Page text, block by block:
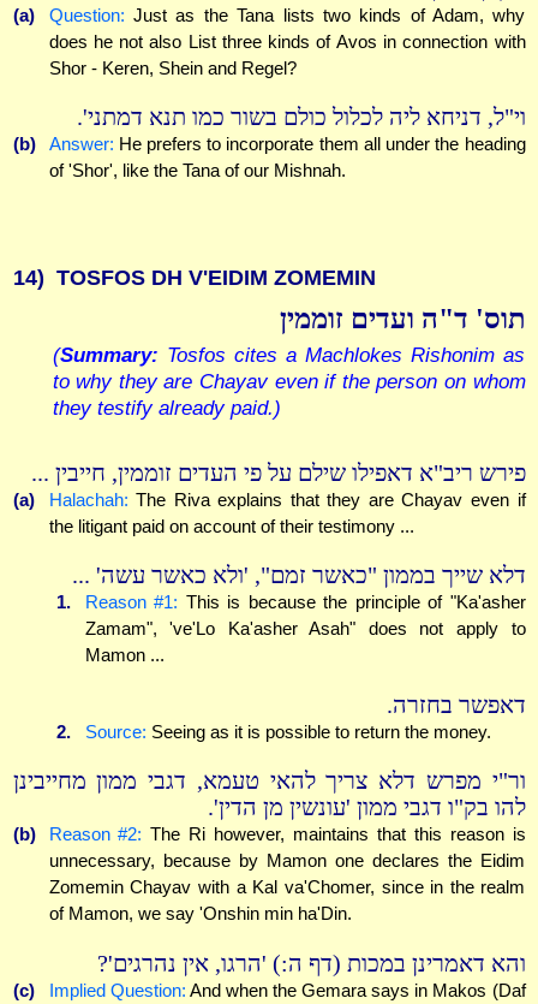
(a) Question: Just as the Tana lists two kinds of Adam, why
does he not also List three kinds of Avos in connection with
Shor - Keren, Shein and Regel?
וי"ל, דניחא ליה לכלול כולם בשור כמו תנא דמתני'.
(b) Answer: He prefers to incorporate them all under the heading
of 'Shor', like the Tana of our Mishnah.
14) TOSFOS DH V'EIDIM ZOMEMIN
תוס' ד"ה ועדים זוממין
(Summary: Tosfos cites a Machlokes Rishonim as
to why they are Chayav even if the person on whom
they testify already paid.)
פירש ריב"א דאפילו שילם על פי העדים זוממין, חייבין ...
(a) Halachah: The Riva explains that they are Chayav even if
the litigant paid on account of their testimony ...
דלא שייך בממון "כאשר זמם", 'ולא כאשר עשה' ...
1. Reason #1: This is because the principle of "Ka'asher
Zamam", 've'Lo Ka'asher Asah" does not apply to
Mamon ...
דאפשר בחזרה.
2. Source: Seeing as it is possible to return the money.
ור"י מפרש דלא צריך להאי טעמא, דגבי ממון מחייבינן
להו בק"ו דגבי ממון 'עונשין מן הדין'.
(b) Reason #2: The Ri however, maintains that this reason is
unnecessary, because by Mamon one declares the Eidim
Zomemin Chayav with a Kal va'Chomer, since in the realm
of Mamon, we say 'Onshin min ha'Din.
והא דאמרינן במכות (דף ה:) 'הרגו, אין נהרגים'?
(c) Implied Question: And when the Gemara says in Makos (Daf